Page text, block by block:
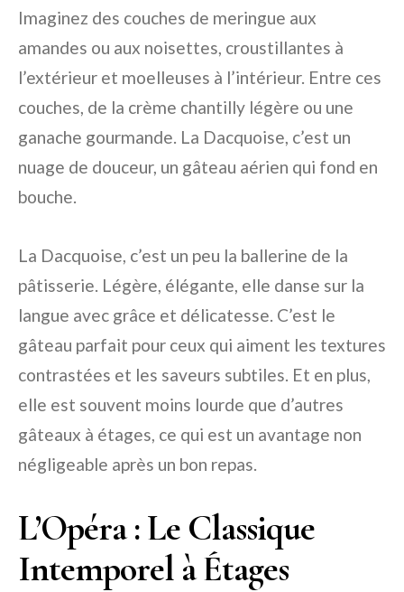
Imaginez des couches de meringue aux
amandes ou aux noisettes, croustillantes à
l’extérieur et moelleuses à l’intérieur. Entre ces
couches, de la crème chantilly légère ou une
ganache gourmande. La Dacquoise, c’est un
nuage de douceur, un gâteau aérien qui fond en
bouche.
La Dacquoise, c’est un peu la ballerine de la
pâtisserie. Légère, élégante, elle danse sur la
langue avec grâce et délicatesse. C’est le
gâteau parfait pour ceux qui aiment les textures
contrastées et les saveurs subtiles. Et en plus,
elle est souvent moins lourde que d’autres
gâteaux à étages, ce qui est un avantage non
négligeable après un bon repas.
L’Opéra : Le Classique
Intemporel à Étages